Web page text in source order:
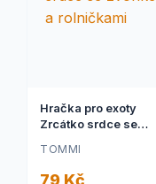
Hračka pro exoty
Zrcátko srdce se
TOMMI
79 Kč